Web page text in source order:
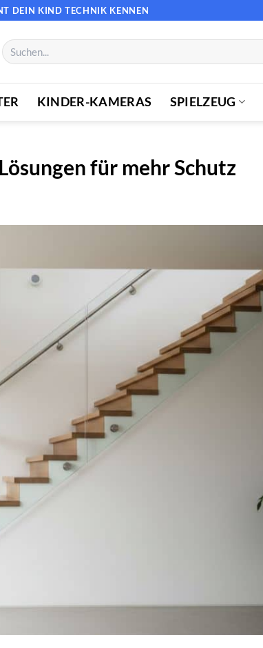
DEIN KIND TECHNIK KENNEN
Suchen
nach:
KINDER-KAMERAS SPIELZEUG
für mehr Schutz